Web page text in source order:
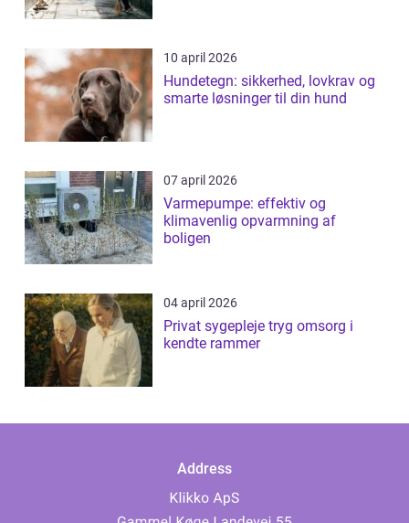
10 april 2026
Hundetegn: sikkerhed, lovkrav og
smarte løsninger til din hund
07 april 2026
Varmepumpe: effektiv og
klimavenlig opvarmning af
boligen
04 april 2026
Privat sygepleje tryg omsorg i
kendte rammer
Address